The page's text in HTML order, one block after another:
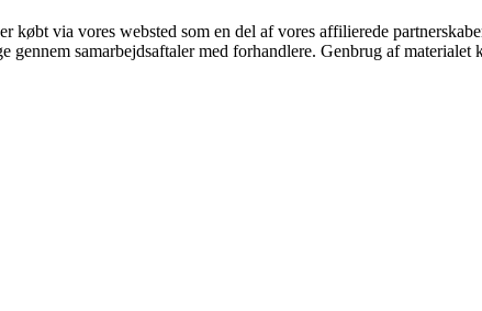
via vores websted som en del af vores affilierede
samarbejdsaftaler med forhandlere. Genbrug af